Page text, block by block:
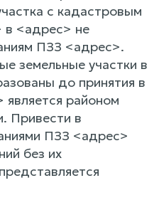
с кадастровым
<адрес> не
ПЗЗ <адрес>.
земельные участки в
до принятия в
районом
Привести в
ПЗЗ <адрес>
без их